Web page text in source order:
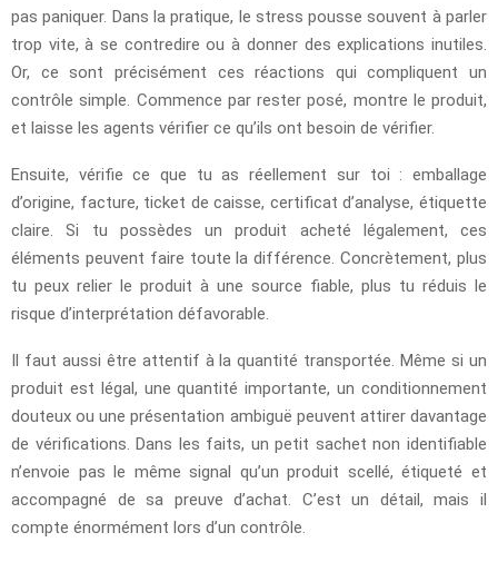
pas paniquer. Dans la pratique, le stress pousse souvent à parler
trop vite, à se contredire ou à donner des explications inutiles.
Or, ce sont précisément ces réactions qui compliquent un
contrôle simple. Commence par rester posé, montre le produit,
et laisse les agents vérifier ce qu’ils ont besoin de vérifier.
Ensuite, vérifie ce que tu as réellement sur toi : emballage
d’origine, facture, ticket de caisse, certificat d’analyse, étiquette
claire. Si tu possèdes un produit acheté légalement, ces
éléments peuvent faire toute la différence. Concrètement, plus
tu peux relier le produit à une source fiable, plus tu réduis le
risque d’interprétation défavorable.
Il faut aussi être attentif à la quantité transportée. Même si un
produit est légal, une quantité importante, un conditionnement
douteux ou une présentation ambiguë peuvent attirer davantage
de vérifications. Dans les faits, un petit sachet non identifiable
n’envoie pas le même signal qu’un produit scellé, étiqueté et
accompagné de sa preuve d’achat. C’est un détail, mais il
compte énormément lors d’un contrôle.